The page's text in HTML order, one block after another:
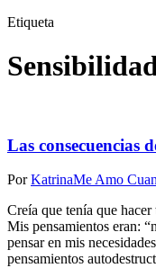
Etiqueta
Las consecuencias
Por KatrinaMe Amo
Creía que tenía que
Mis pensamientos eran:
pensar en mis
pensamientos